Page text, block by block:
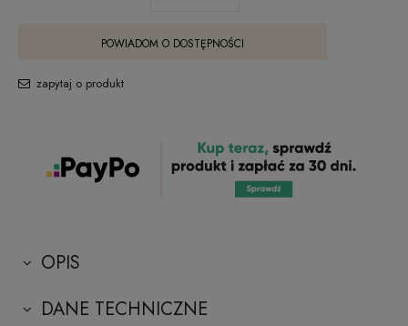
POWIADOM O DOSTĘPNOŚCI
zapytaj o produkt
OPIS
DANE TECHNICZNE